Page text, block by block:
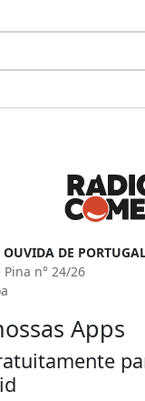
DE
Pina n° 24/26
Apps